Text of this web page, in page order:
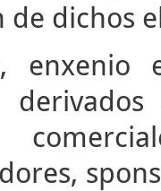
de dichos